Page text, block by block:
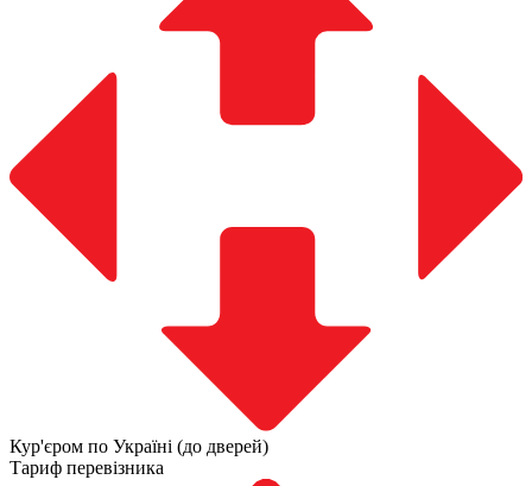
Кур'єром по Україні (до дверей)
Тариф перевізника